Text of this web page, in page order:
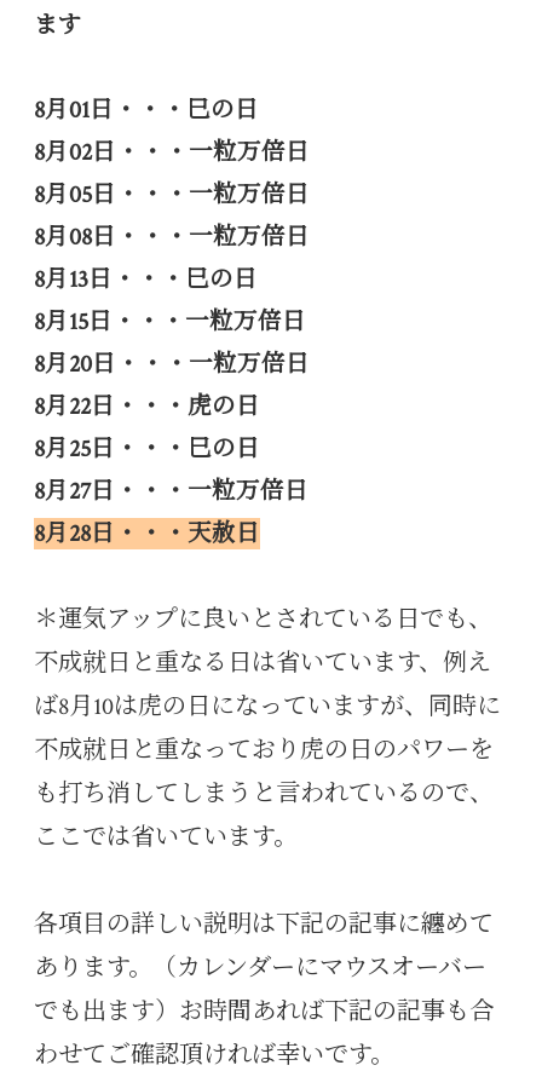
ます
8月01日・・・巳の日
8月02日・・・一粒万倍日
8月05日・・・一粒万倍日
8月08日・・・一粒万倍日
8月13日・・・巳の日
8月15日・・・一粒万倍日
8月20日・・・一粒万倍日
8月22日・・・虎の日
8月25日・・・巳の日
8月27日・・・一粒万倍日
8月28日・・・天赦日
＊運気アップに良いとされている日でも、
不成就日と重なる日は省いています、例え
ば8月10は虎の日になっていますが、同時に
不成就日と重なっており虎の日のパワーを
も打ち消してしまうと言われているので、
ここでは省いています。
各項目の詳しい説明は下記の記事に纏めて
あります。（カレンダーにマウスオーバー
でも出ます）お時間あれば下記の記事も合
わせてご確認頂ければ幸いです。